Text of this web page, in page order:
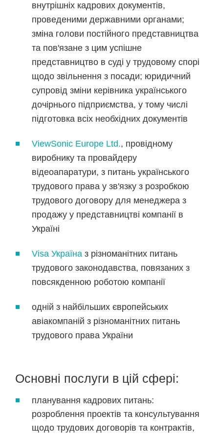
внутрішніх кадрових документів,
проведеними державними органами;
зміна голови постійного представництва
та пов'язане з цим успішне
представництво в суді у трудовому спорі
щодо звільнення з посади; юридичний
супровід зміни керівника українського
дочірнього підприємства, у тому числі
підготовка всіх необхідних документів
ViewSonic Europe Ltd., провідному
виробнику та провайдеру
відеоапаратури, з питань українського
трудового права у зв'язку з розробкою
трудового договору для менеджера з
продажу у представництві компанії в
Україні
Visa Україна з різноманітних питань
трудового законодавства, повязаних з
повсякденною роботою компанії
одній з найбільших європейських
авіакомпаній з різноманітних питань
трудового права України
Основні послуги в цій сфері:
планування кадрових питань:
розроблення проектів та консультування
щодо трудових договорів та контрактів,